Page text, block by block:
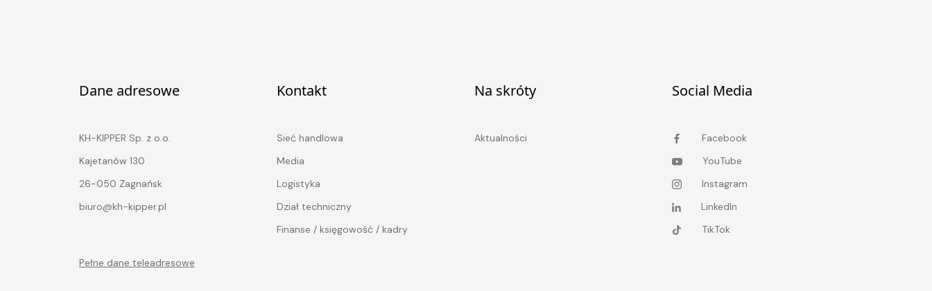
Dane adresowe
KH-KIPPER Sp. z o.o.
Kajetanów 130
26-050 Zagnańsk
biuro@kh-kipper.pl
Pełne dane teleadresowe
Kontakt
Sieć handlowa
Media
Logistyka
Dział techniczny
Finanse / księgowość / kadry
Na skróty
Aktualności
Social Media
Facebook
YouTube
Instagram
LinkedIn
TikTok